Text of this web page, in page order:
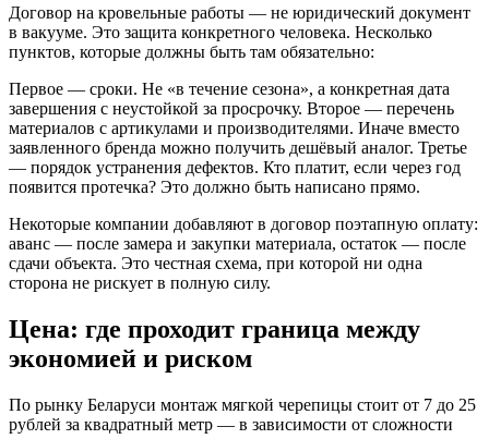
Договор на кровельные работы — не юридический документ
в вакууме. Это защита конкретного человека. Несколько
пунктов, которые должны быть там обязательно:
Первое — сроки. Не «в течение сезона», а конкретная дата
завершения с неустойкой за просрочку. Второе — перечень
материалов с артикулами и производителями. Иначе вместо
заявленного бренда можно получить дешёвый аналог. Третье
— порядок устранения дефектов. Кто платит, если через год
появится протечка? Это должно быть написано прямо.
Некоторые компании добавляют в договор поэтапную оплату:
аванс — после замера и закупки материала, остаток — после
сдачи объекта. Это честная схема, при которой ни одна
сторона не рискует в полную силу.
Цена: где проходит граница между
экономией и риском
По рынку Беларуси монтаж мягкой черепицы стоит от 7 до 25
рублей за квадратный метр — в зависимости от сложности